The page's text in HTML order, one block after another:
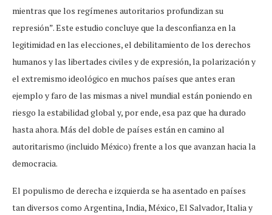
mientras que los regímenes autoritarios profundizan su
represión”. Este estudio concluye que la desconfianza en la
legitimidad en las elecciones, el debilitamiento de los derechos
humanos y las libertades civiles y de expresión, la polarización y
el extremismo ideológico en muchos países que antes eran
ejemplo y faro de las mismas a nivel mundial están poniendo en
riesgo la estabilidad global y, por ende, esa paz que ha durado
hasta ahora. Más del doble de países están en camino al
autoritarismo (incluido México) frente a los que avanzan hacia la
democracia.
El populismo de derecha e izquierda se ha asentado en países
tan diversos como Argentina, India, México, El Salvador, Italia y